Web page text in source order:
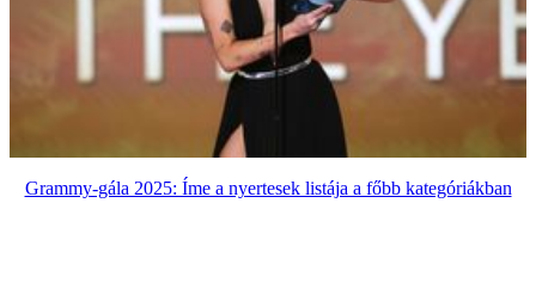
Grammy-gála 2025: Íme a nyertesek listája a főbb kategóriákban